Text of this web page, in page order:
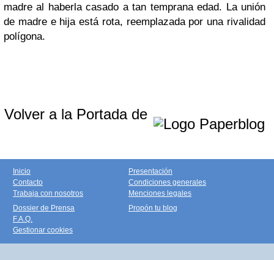
madre al haberla casado a tan temprana edad. La unión
de madre e hija está rota, reemplazada por una rivalidad
polígona.
Volver a la Portada de
Inicio
Contacto
Trabaja con nosotros
Presentación
Condiciones generales
Menciones legales
Dossier de Prensa
F.A.Q.
Gestionar cookies
Propón tu blog